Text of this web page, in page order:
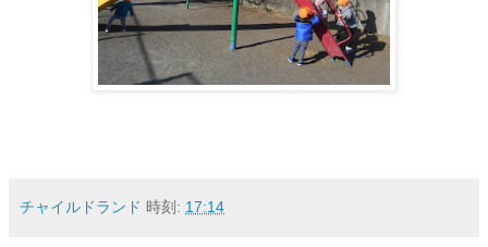
チャイルドランド 時刻: 17:14